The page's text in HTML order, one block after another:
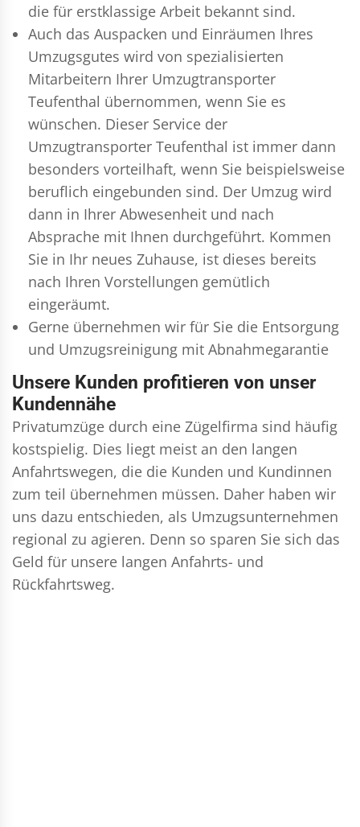
die für erstklassige Arbeit bekannt sind.
Auch das Auspacken und Einräumen Ihres
Umzugsgutes wird von spezialisierten
Mitarbeitern Ihrer Umzugtransporter
Teufenthal übernommen, wenn Sie es
wünschen. Dieser Service der
Umzugtransporter Teufenthal ist immer dann
besonders vorteilhaft, wenn Sie beispielsweise
beruflich eingebunden sind. Der Umzug wird
dann in Ihrer Abwesenheit und nach
Absprache mit Ihnen durchgeführt. Kommen
Sie in Ihr neues Zuhause, ist dieses bereits
nach Ihren Vorstellungen gemütlich
eingeräumt.
Gerne übernehmen wir für Sie die Entsorgung
und Umzugsreinigung mit Abnahmegarantie
Unsere Kunden profitieren von unser
Kundennähe
Privatumzüge durch eine Zügelfirma sind häufig
kostspielig. Dies liegt meist an den langen
Anfahrtswegen, die die Kunden und Kundinnen
zum teil übernehmen müssen. Daher haben wir
uns dazu entschieden, als Umzugsunternehmen
regional zu agieren. Denn so sparen Sie sich das
Geld für unsere langen Anfahrts- und
Rückfahrtsweg.